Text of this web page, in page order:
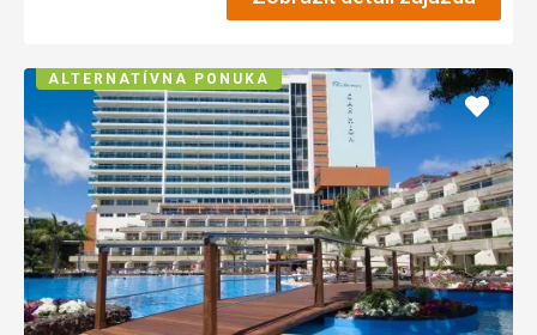
Pridať
ALTERNATÍVNA PONUKA